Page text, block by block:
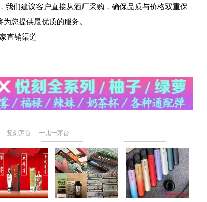
我们建议客户直接从酒厂采购，确保品质与价格双重保
您提供最优质的服务。
直销渠道
复刻茅台 一比一茅台